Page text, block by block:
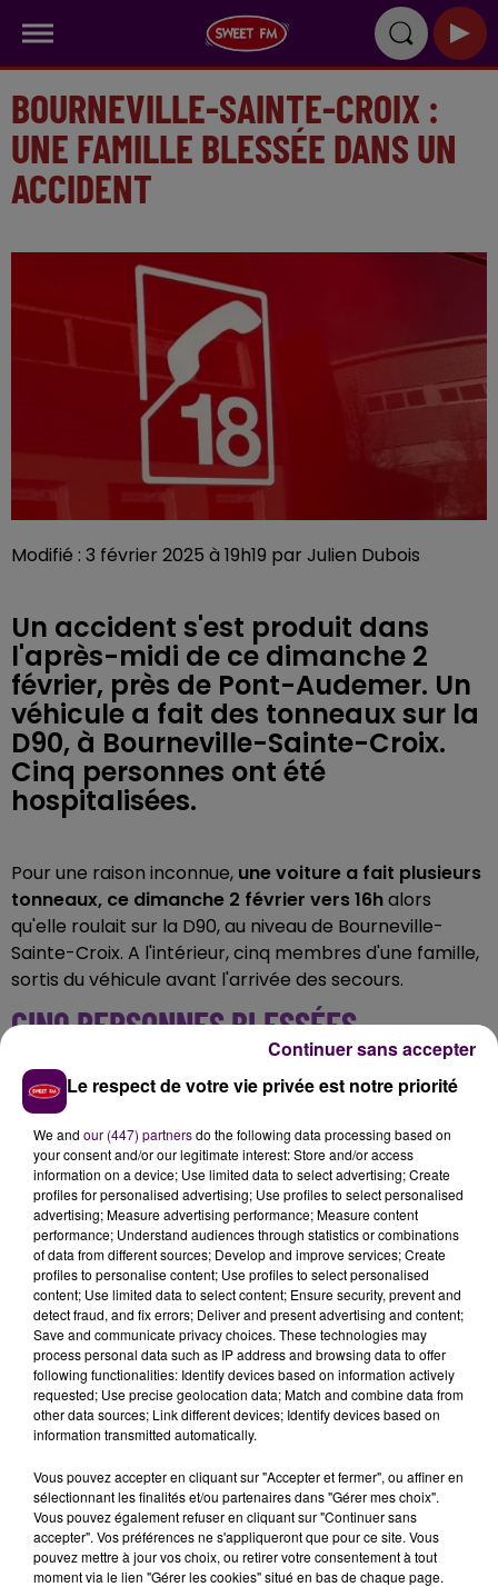
BOURNEVILLE-SAINTE-CROIX :
UNE FAMILLE BLESSÉE DANS UN
ACCIDENT
Modifié : 3 février 2025 à 19h19 par Julien Dubois
Un accident s'est produit dans
l'après-midi de ce dimanche 2
février, près de Pont-Audemer. Un
véhicule a fait des tonneaux sur la
D90, à Bourneville-Sainte-Croix.
Cinq personnes ont été
hospitalisées.
Pour une raison inconnue, une voiture a fait plusieurs
tonneaux, ce dimanche 2 février vers 16halors
qu'elle roulait sur la D90, au niveau de Bourneville-
Sainte-Croix. A l'intérieur, cinq membres d'une famille,
sortis du véhicule avant l'arrivée des secours.
CINQ PERSONNES BLESSÉES
Les deux adultes, un homme et
une femme âgés de
37 et 30 ans, ainsi que trois enfants -un garçon de 4
ans et deux filles de 6 et 11 ans- ont été pris en
charge et conduits à l'hôpital de Pont-Audemer
pour des blessures semble-t-il légères.
À LA UNE
7 août 2026
Gagnez vos pass pour le V and B Fest' 2026 !
Le respect de votre vie privée est notre priorité
We and our (447) partnersdo the following data processing based on
your consent and/or our legitimate interest: Store and/or access
information on a device; Use limited data to select advertising; Create
profiles for personalised advertising; Use profiles to select personalised
advertising; Measure advertising performance; Measure content
performance; Understand audiences through statistics or combinations
of data from different sources; Develop and improve services; Create
profiles to personalise content; Use profiles to select personalised
content; Use limited data to select content; Ensure security, prevent and
detect fraud, and fix errors; Deliver and present advertising and content;
Save and communicate privacy choices. These technologies may
process personal data such as IP address and browsing data to offer
following functionalities: Identify devices based on information actively
requested; Use precise geolocation data; Match and combine data from
other data sources; Link different devices; Identify devices based on
information transmitted automatically.
Vous pouvez accepter en cliquant sur "Accepter et fermer", ou affiner en
sélectionnant les finalités et/ou partenaires dans "Gérer mes choix".
Vous pouvez également refuser en cliquant sur "Continuer sans
accepter". Vos préférences ne s'appliqueront que pour ce site. Vous
pouvez mettre à jour vos choix, ou retirer votre consentement à tout
moment via le lien "Gérer les cookies" situé en bas de chaque page.
Continuer sans accepter